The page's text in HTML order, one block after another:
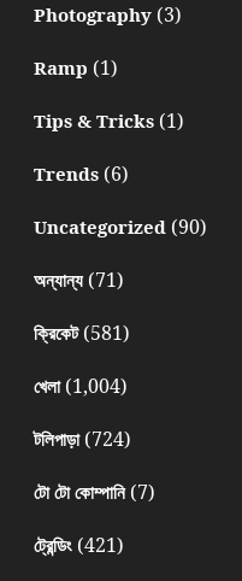
Photography(3)
Ramp (1)
Tips & Tricks(1)
Trends(6)
Uncategorized(90)
অন্যান্য(71)
ক্রিকেট(581)
খেলা(1,004)
টলিপাড়া(724)
টো টো কোম্পানি(7)
ট্রেন্ডিং(421)